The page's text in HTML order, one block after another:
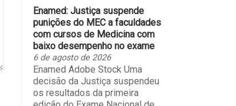
Enamed: Justiça suspende
punições do MEC a faculdades
com cursos de Medicina com
baixo desempenho no exame
6 de agosto de 2026
Enamed Adobe Stock Uma
decisão da Justiça suspendeu
os resultados da primeira